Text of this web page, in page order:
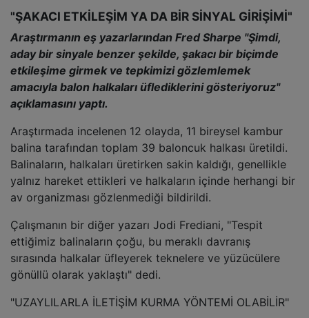
"ŞAKACI ETKİLEŞİM YA DA BİR SİNYAL GİRİŞİMİ"
Araştırmanın eş yazarlarından Fred Sharpe "Şimdi,
aday bir sinyale benzer şekilde, şakacı bir biçimde
etkileşime girmek ve tepkimizi gözlemlemek
amacıyla balon halkaları üflediklerini gösteriyoruz"
açıklamasını yaptı.
Araştırmada incelenen 12 olayda, 11 bireysel kambur
balina tarafından toplam 39 baloncuk halkası üretildi.
Balinaların, halkaları üretirken sakin kaldığı, genellikle
yalnız hareket ettikleri ve halkaların içinde herhangi bir
av organizması gözlenmediği bildirildi.
Çalışmanın bir diğer yazarı Jodi Frediani, "Tespit
ettiğimiz balinaların çoğu, bu meraklı davranış
sırasında halkalar üfleyerek teknelere ve yüzücülere
gönüllü olarak yaklaştı" dedi.
"UZAYLILARLA İLETİŞİM KURMA YÖNTEMİ OLABİLİR"